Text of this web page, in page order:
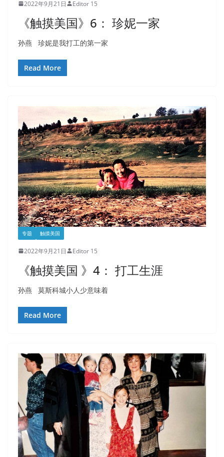
2022年9月21日 Editor 15
《触摸美国》6： 珍妮一家
孙燕 珍妮是我打工的第一家
Read More
专题 触摸美国
2022年9月21日 Editor 15
《触摸美国 》4： 打工生涯
孙燕 莫斯科城小人少意味着
Read More